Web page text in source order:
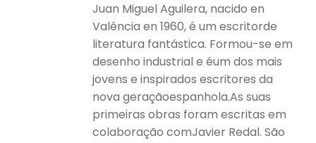
Juan Miguel Aguilera, nacido en
Valência en 1960, é um escritorde
literatura fantástica. Formou-se em
desenho industrial e éum dos mais
jovens e inspirados escritores da
nova geraçãoespanhola.As suas
primeiras obras foram escritas em
colaboração comJavier Redal. São